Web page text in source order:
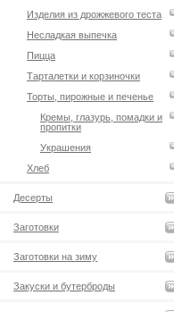
Изделия из дрожжевого теста
Несладкая выпечка
Пицца
Тарталетки и корзиночки
Торты, пирожные и печенье
Кремы, глазурь, помадки и
пропитки
Украшения
Хлеб
Десерты
Заготовки
Заготовки на зиму
Закуски и бутерброды